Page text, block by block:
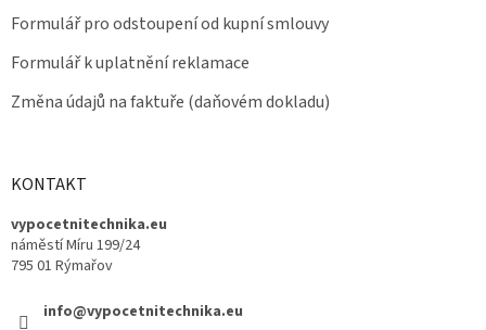
Formulář pro odstoupení od kupní smlouvy
Formulář k uplatnění reklamace
Změna údajů na faktuře (daňovém dokladu)
KONTAKT
vypocetnitechnika.eu
náměstí Míru 199/24
795 01 Rýmařov
info@vypocetnitechnika.eu